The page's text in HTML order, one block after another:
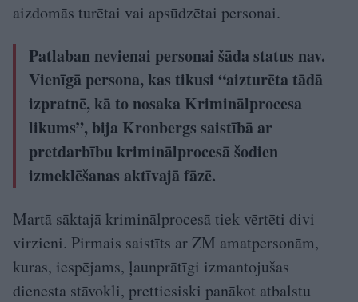
aizdomās turētai vai apsūdzētai personai.
Patlaban nevienai personai šāda status nav.
Vienīgā persona, kas tikusi “aizturēta tādā
izpratnē, kā to nosaka Kriminālprocesa
likums”, bija Kronbergs saistībā ar
pretdarbību kriminālprocesā šodien
izmeklēšanas aktīvajā fāzē.
Martā sāktajā kriminālprocesā tiek vērtēti divi
virzieni. Pirmais saistīts ar ZM amatpersonām,
kuras, iespējams, ļaunprātīgi izmantojušas
dienesta stāvokli, prettiesiski panākot atbalstu